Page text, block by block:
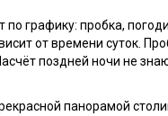
графику: пробка,
от времени суток.
поздней ночи не
панорамой